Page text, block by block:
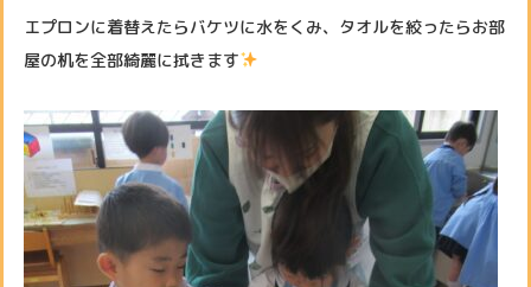
エプロンに着替えたらバケツに水をくみ、タオルを絞ったらお部
屋の机を全部綺麗に拭きます